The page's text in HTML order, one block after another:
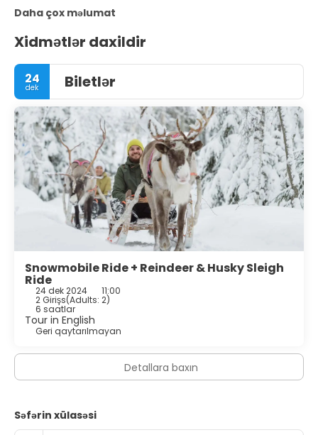
Daha çox məlumat
Xidmətlər daxildir
24
dek Biletlər
Snowmobile Ride + Reindeer & Husky Sleigh
Ride
24 dek 2024 11:00
2 Girişs(Adults: 2)
6 saatlar
Tour in English
Geri qaytarılmayan
Detallara baxın
Səfərin xülasəsi